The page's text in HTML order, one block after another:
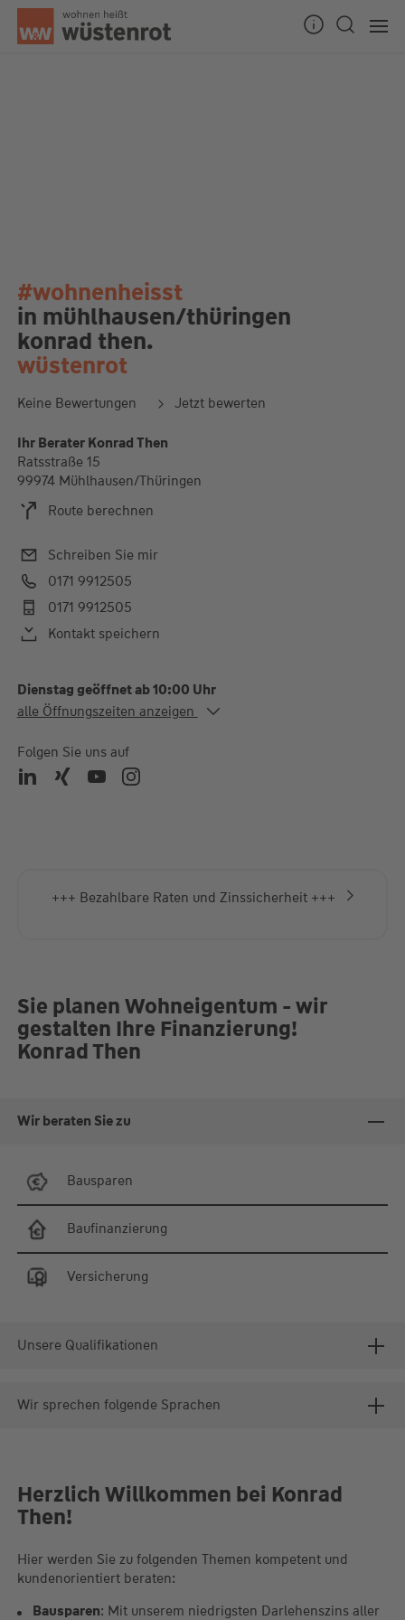
#wohnenheisst
in mühlhausen/thüringen
konrad then.
wüstenrot
Keine Bewertungen Jetzt bewerten
Ihr Berater Konrad Then
Ratsstraße 15
99974 Mühlhausen/Thüringen
Route berechnen
Schreiben Sie mir
0171 9912505
0171 9912505
Kontakt speichern
Dienstag geöffnet ab 10:00 Uhr
Alle Öffnungszeiten
Do.
Termine auch nach Absprache möglich
alle Öffnungszeiten anzeigen
Folgen Sie uns auf
+++ Bezahlbare Raten und Zinssicherheit +++
Sie planen Wohneigentum - wir
gestalten Ihre Finanzierung!
Konrad Then
Wir beraten Sie zu
Bausparen
Baufinanzierung
Versicherung
Unsere Qualifikationen
Wir sprechen folgende Sprachen
Herzlich Willkommen bei Konrad
Then!
Hier werden Sie zu folgenden Themen kompetent und
kundenorientiert beraten:
Bausparen: Mit unserem niedrigsten Darlehenszins aller